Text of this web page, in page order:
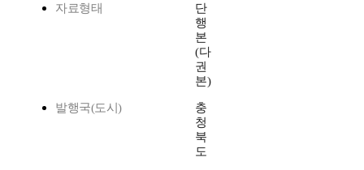
자료형태
단
행
본
(다
권
본)
발행국(도시)
충
청
북
도